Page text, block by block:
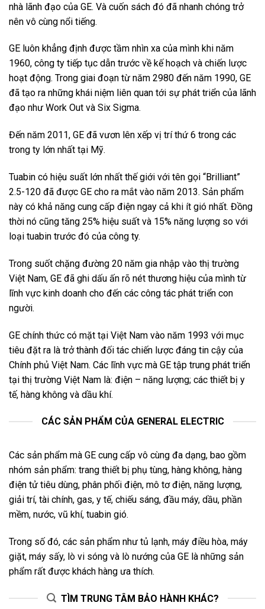
nhà lãnh đạo của GE. Và cuốn sách đó đã nhanh chóng trở
nên vô cùng nổi tiếng.
GE luôn khẳng định được tầm nhìn xa của mình khi năm
1960, công ty tiếp tục dẫn trước về kế hoạch và chiến lược
hoạt động. Trong giai đoạn từ năm 2980 đến năm 1990, GE
đã tạo ra những khái niệm liên quan tới sự phát triển của lãnh
đạo như Work Out và Six Sigma.
Đến năm 2011, GE đã vươn lên xếp vị trí thứ 6 trong các
trong ty lớn nhất tại Mỹ.
Tuabin có hiệu suất lớn nhất thế giới với tên gọi “Brilliant”
2.5-120 đã được GE cho ra mắt vào năm 2013. Sản phẩm
này có khả năng cung cấp điện ngay cả khi ít gió nhất. Đồng
thời nó cũng tăng 25% hiệu suất và 15% năng lượng so với
loại tuabin trước đó của công ty.
Trong suốt chặng đường 20 năm gia nhập vào thị trường
Việt Nam, GE đã ghi dấu ấn rõ nét thương hiệu của mình từ
lĩnh vực kinh doanh cho đến các công tác phát triển con
người.
GE chính thức có mặt tại Việt Nam vào năm 1993 với mục
tiêu đặt ra là trở thành đối tác chiến lược đáng tin cậy của
Chính phủ Việt Nam. Các lĩnh vực mà GE tập trung phát triển
tại thị trường Việt Nam là: điện – năng lượng; các thiết bị y
tế, hàng không và dầu khí.
CÁC SẢN PHẨM CỦA GENERAL ELECTRIC
Các sản phẩm mà GE cung cấp vô cùng đa dạng, bao gồm
nhóm sản phẩm: trang thiết bị phụ tùng, hàng không, hàng
điện tử tiêu dùng, phân phối điện, mô tơ điện, năng lượng,
giải trí, tài chính, gas, y tế, chiếu sáng, đầu máy, dầu, phần
mềm, nước, vũ khí, tuabin gió.
Trong số đó, các sản phẩm như tủ lạnh, máy điều hòa, máy
giặt, máy sấy, lò vi sóng và lò nướng của GE là những sản
phẩm rất được khách hàng ưa thích.
TÌM TRUNG TÂM BẢO HÀNH KHÁC?